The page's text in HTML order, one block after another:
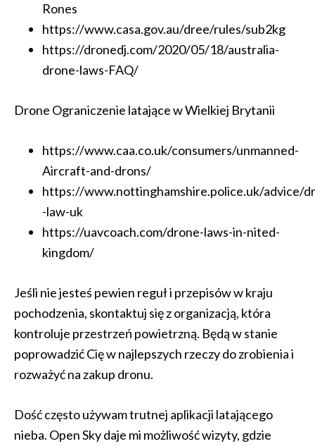
Rones
https://www.casa.gov.au/dree/rules/sub2kg
https://dronedj.com/2020/05/18/australia-
drone-laws-FAQ/
Drone Ograniczenie latające w Wielkiej Brytanii
https://www.caa.co.uk/consumers/unmanned-
Aircraft-and-drons/
https://www.nottinghamshire.police.uk/advice/
-law-uk
https://uavcoach.com/drone-laws-in-nited-
kingdom/
Jeśli nie jesteś pewien reguł i przepisów w kraju
pochodzenia, skontaktuj się z organizacją, która
kontroluje przestrzeń powietrzną. Będą w stanie
poprowadzić Cię w najlepszych rzeczy do zrobienia i
rozważyć na zakup dronu.
Dość często używam trutnej aplikacji latającego
nieba. Open Sky daje mi możliwość wizyty, gdzie